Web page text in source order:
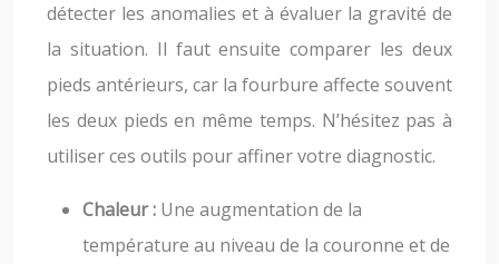
détecter les anomalies et à évaluer la gravité de
la situation. Il faut ensuite comparer les deux
pieds antérieurs, car la fourbure affecte souvent
les deux pieds en même temps. N’hésitez pas à
utiliser ces outils pour affiner votre diagnostic.
Chaleur : Une augmentation de la
température au niveau de la couronne et de